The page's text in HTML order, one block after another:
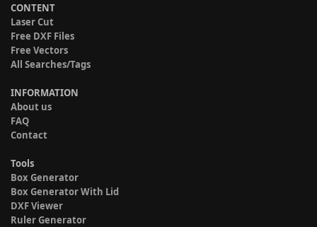
CONTENT
Laser Cut
Free DXF Files
Free Vectors
All Searches/Tags
INFORMATION
About us
FAQ
Contact
Tools
Box Generator
Box Generator With Lid
DXF Viewer
Ruler Generator